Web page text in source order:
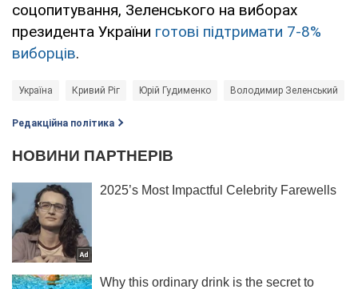
соцопитування, Зеленського на виборах
президента України готові підтримати 7-8%
виборців.
Україна Кривий Ріг Юрій Гудименко Володимир Зеленський
Редакційна політика